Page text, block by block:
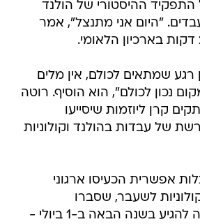
רגע שמתאים לכולם, אין מלים
קרן ליוזמות שיסייעו
של עבדות בהולנד וקולוניות
אפשרית הכעיסו ארגוני
שההתנצלות צריכה להגיע בשנה הבאה ב-1 ביולי -
לביטול העבדות. הפעילים, מנגד,
מחשיבים את התאריך כציון 150 שנה לביטול העבדות